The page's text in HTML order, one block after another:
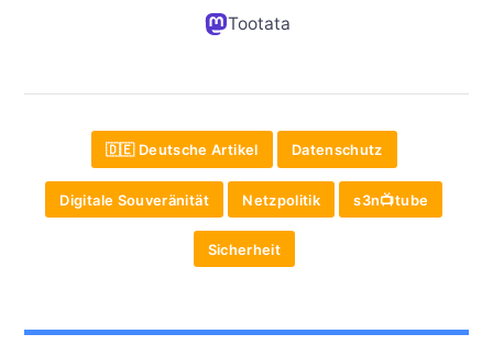
Tootata
🇩🇪 Deutsche Artikel Datenschutz
Digitale Souveränität Netzpolitik s3n📺tube
Sicherheit